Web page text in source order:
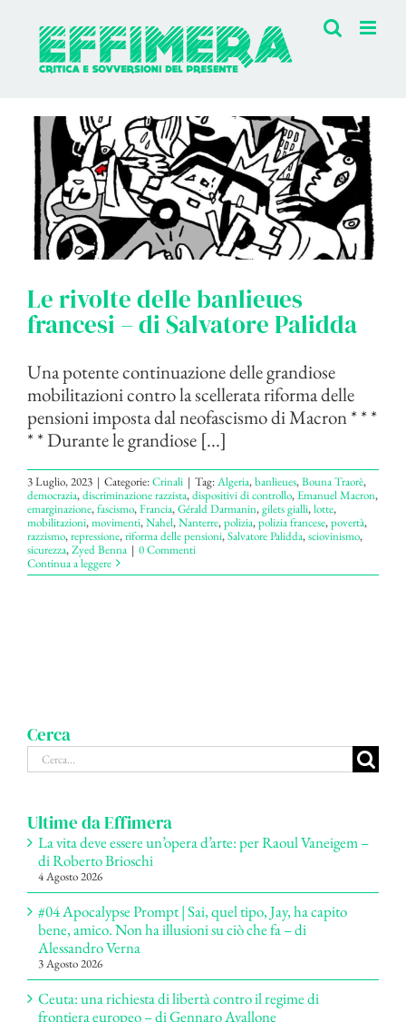
contenuto
Le rivolte delle banlieues
francesi – di Salvatore Palidda
Una potente continuazione delle grandiose
mobilitazioni contro la scellerata riforma delle
pensioni imposta dal neofascismo di Macron * * *
* * Durante le grandiose [...]
3 Luglio, 2023 | Categorie:Crinali | Tag:Algeria,banlieues,Bouna Traorè,
democrazia,discriminazione razzista,dispositivi di controllo,Emanuel Macron,
emarginazione,fascismo,Francia,Gérald Darmanin,gilets gialli,lotte,
mobilitazioni,movimenti,Nahel,Nanterre,polizia,polizia francese,povertà,
razzismo,repressione,riforma delle pensioni,Salvatore Palidda,sciovinismo,
sicurezza,Zyed Benna | 0 Commenti
Continua a leggere
Cerca
Cerca
per:
Ultime da Effimera
La vita deve essere un’opera d’arte: per Raoul Vaneigem –
di Roberto Brioschi
4 Agosto 2026
#04 Apocalypse Prompt | Sai, quel tipo, Jay, ha capito
bene, amico. Non ha illusioni su ciò che fa – di
Alessandro Verna
3 Agosto 2026
Ceuta: una richiesta di libertà contro il regime di
frontiera europeo – di Gennaro Avallone